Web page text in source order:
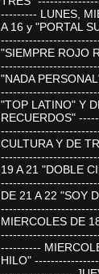
--------- LUNES,
A 16 y "PORTAL
"SIEMPRE ROJO
"NADA
"TOP LATINO" Y
RECUERDOS"
CULTURA Y DE
19 A 21 "DOBLE
DE 21 A 22 "SOY
MIERCOLES DE
----------
HILO"